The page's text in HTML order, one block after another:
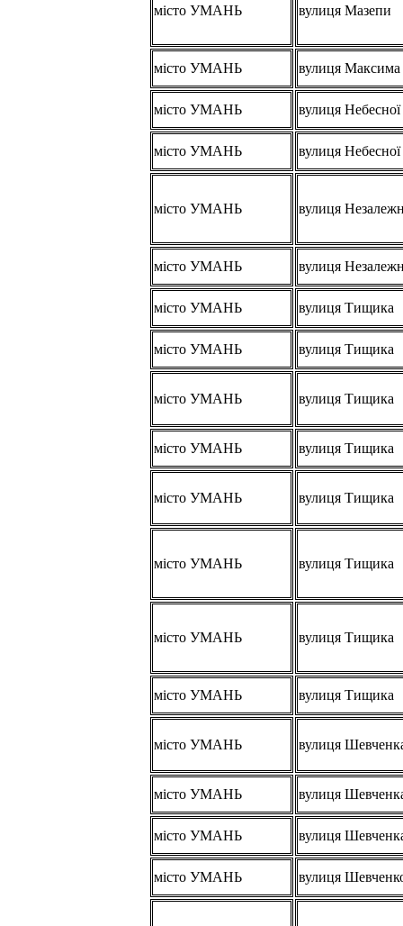
місто УМАНЬ вулиця Мазепи
місто УМАНЬ вулиця Максима
місто УМАНЬ вулиця Небесної
місто УМАНЬ вулиця
місто УМАНЬ вулиця
місто УМАНЬ вулиця
місто УМАНЬ вулиця Тищика
місто УМАНЬ вулиця Тищика
місто УМАНЬ вулиця Тищика
місто УМАНЬ вулиця Тищика
місто УМАНЬ вулиця Тищика
місто УМАНЬ вулиця Тищика
місто УМАНЬ вулиця Тищика
місто УМАНЬ вулиця Тищика
місто УМАНЬ вулиця
місто УМАНЬ вулиця
місто УМАНЬ вулиця
місто УМАНЬ вулиця